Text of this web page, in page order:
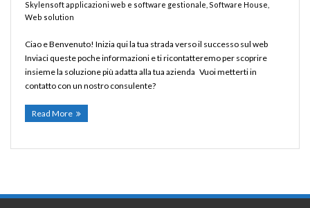
Supporto
Contatti
Skylensoft applicazioni web e software gestionale Software House
Web solution
Ciao e Benvenuto! Inizia qui la tua strada verso il successo sul web
Inviaci queste poche informazioni e ti ricontatteremo per scoprire
insieme la soluzione più adatta alla tua azienda Vuoi metterti in
contatto con un nostro consulente?
Read More